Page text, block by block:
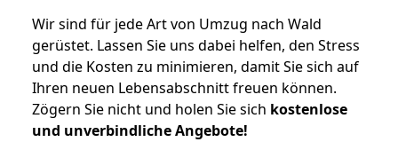
Wir sind für jede Art von Umzug nach Wald
gerüstet. Lassen Sie uns dabei helfen, den Stress
und die Kosten zu minimieren, damit Sie sich auf
Ihren neuen Lebensabschnitt freuen können.
Zögern Sie nicht und holen Sie sich kostenlose
und unverbindliche Angebote!